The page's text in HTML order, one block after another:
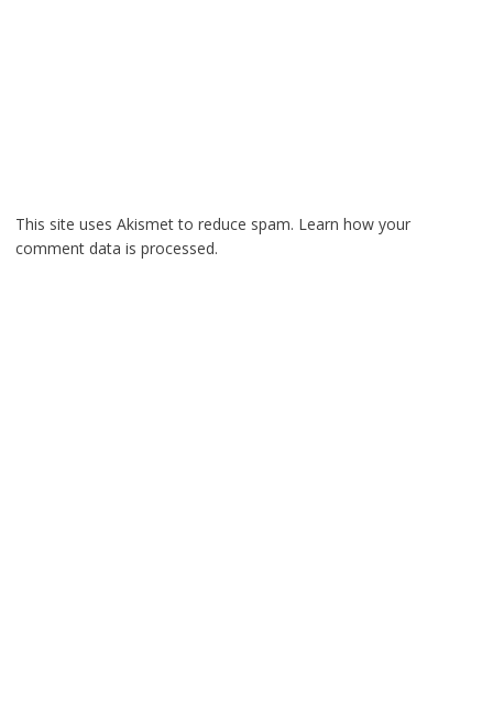
This site uses Akismet to reduce spam. Learn how your
comment data is processed.